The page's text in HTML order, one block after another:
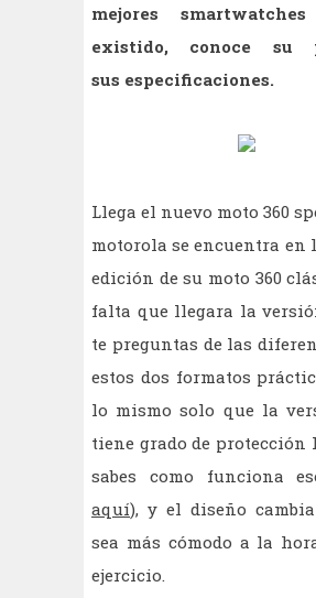
mejores
existido, conoce su
sus especificaciones.
Llega el nuevo moto 360
motorola se encuentra en
edición de su moto 360
falta que llegara la
te preguntas de las
estos dos formatos
lo mismo solo que la
tiene grado de protección
sabes como funciona
aquí), y el diseño
sea más cómodo a la
ejercicio.